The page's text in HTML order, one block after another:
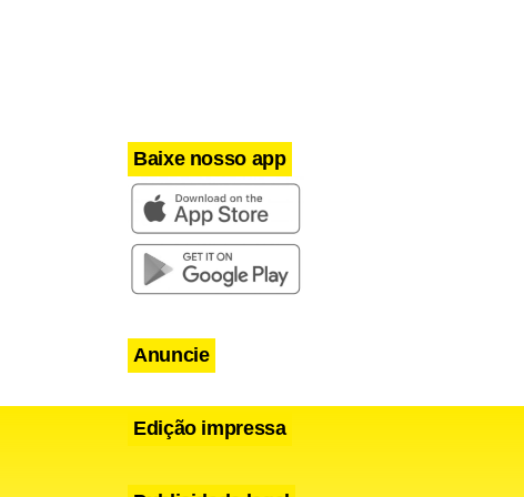
Baixe nosso app
Anuncie
Edição impressa